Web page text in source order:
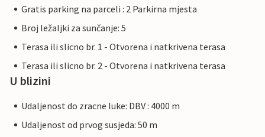
Gratis parking na parceli : 2 Parkirna mjesta
Broj ležaljki za sunčanje: 5
Terasa ili slicno br. 1 - Otvorena i natkrivena terasa
Terasa ili slicno br. 2 - Otvorena i natkrivena terasa
U blizini
Udaljenost do zracne luke: DBV : 4000 m
Udaljenost od prvog susjeda: 50 m